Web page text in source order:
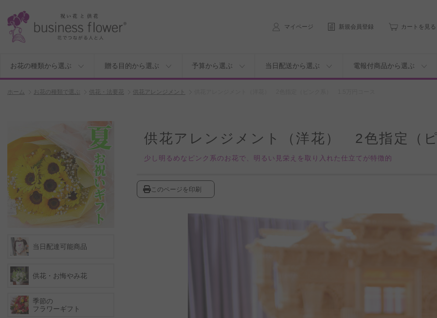
マイページ 新規会員登録 カートを見る
お花の種類から選ぶ 贈る目的から選ぶ 予算から選ぶ 当日配送から選ぶ 電報付商品から選ぶ
ホーム お花の種類で選ぶ 供花・法要花 供花アレンジメント
供花アレンジメント（洋花） 2色指定（
少し明るめなピンク系のお花で、明るい見栄えを取り入れた仕立てが特徴的
このページを印刷
当日配達可能商品
供花・お悔やみ花
季節の
フラワーギフト